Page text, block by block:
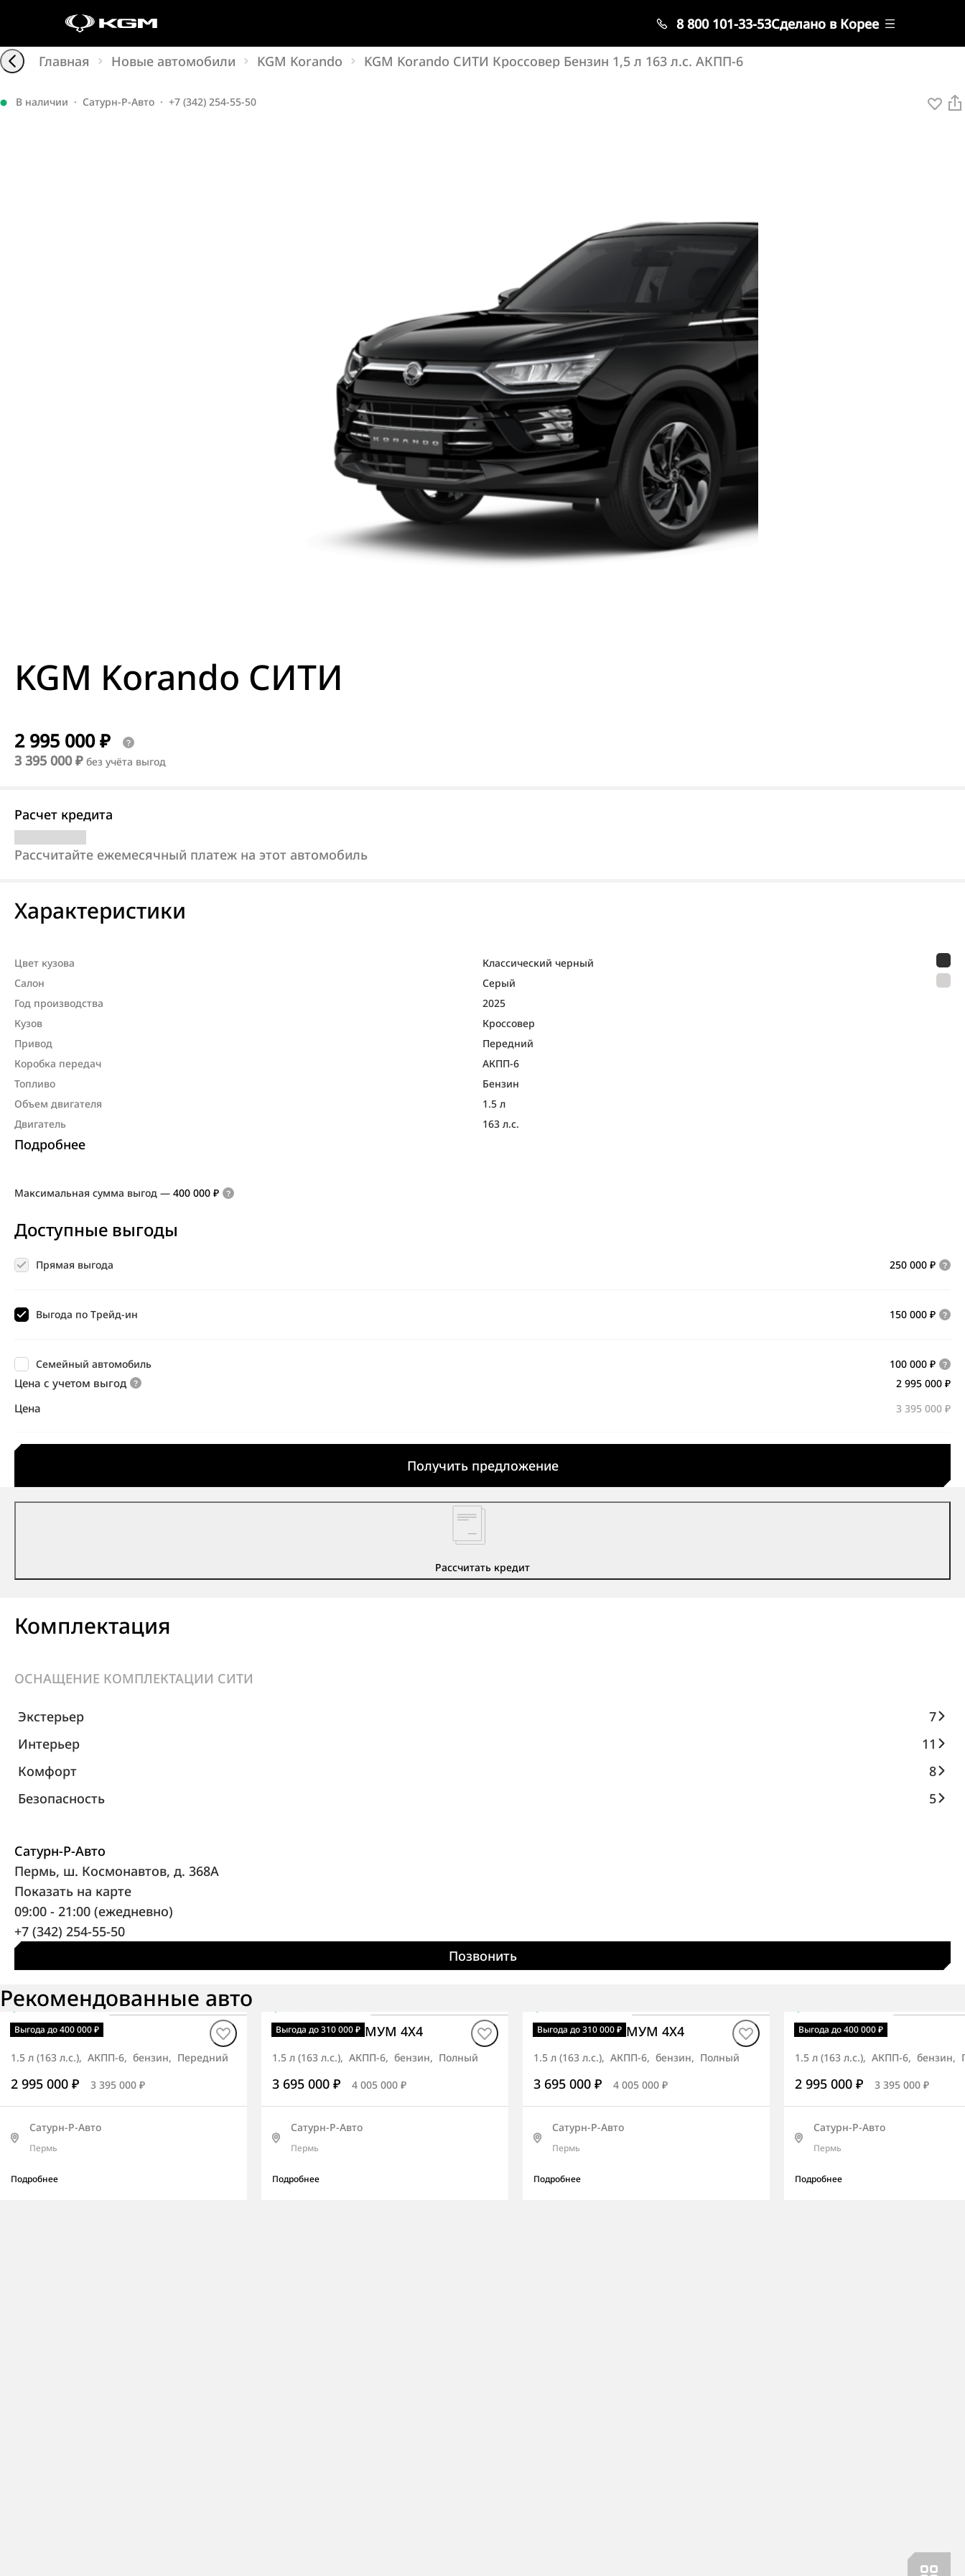
8 800 101-33-53Сделано в Корее
Главная Новые автомобили KGM Korando KGM Korando СИТИ Кроссовер Бензин 1,5 л 163 л.с. АКПП-6
В наличии · Сатурн-Р-Авто · +7 (342) 254-55-50
KGM Korando СИТИ
2 995 000 ₽
3 395 000 ₽ без учёта выгод
Расчет кредита
Рассчитайте ежемесячный платеж на этот автомобиль
Характеристики
Цвет кузова
Классический черный
Салон
Серый
Год производства
2025
Кузов
Кроссовер
Привод
Передний
Коробка передач
АКПП-6
Топливо
Бензин
Объем двигателя
1.5 л
Двигатель
163 л.с.
Подробнее
Максимальная сумма выгод — 400 000 ₽
Доступные выгоды
250 000 ₽
Прямая выгода
150 000 ₽
Выгода по Трейд-ин
100 000 ₽
Семейный автомобиль
Цена с учетом выгод 2 995 000 ₽
Цена 3 395 000 ₽
Получить предложение
Рассчитать кредит
Комплектация
ОСНАЩЕНИЕ КОМПЛЕКТАЦИИ СИТИ
Экстерьер
7
Интерьер
11
Комфорт
8
Безопасность
5
Сатурн-Р-Авто
Пермь, ш. Космонавтов, д. 368А
Показать на карте
09:00 - 21:00 (ежедневно)
+7 (342) 254-55-50
Позвонить
Рекомендованные авто
Выгода до 400 000 ₽
В наличии· авто
Korando СИТИ
1.5 л (163 л.с.), АКПП-6, бензин, Передний
2 995 000 ₽ 3 395 000 ₽
Сатурн-Р-Авто
Пермь
Подробнее
Выгода до 310 000 ₽
Korando ОПТИМУМ 4X4
1.5 л (163 л.с.), АКПП-6, бензин, Полный
3 695 000 ₽ 4 005 000 ₽
Сатурн-Р-Авто
Пермь
Подробнее
Выгода до 310 000 ₽
Korando ОПТИМУМ 4X4
1.5 л (163 л.с.), АКПП-6, бензин, Полный
3 695 000 ₽ 4 005 000 ₽
Сатурн-Р-Авто
Пермь
Подробнее
Выгода до 400 000 ₽
Korando СИТИ
1.5 л (163 л.с.), АКПП-6, бензин,
2 995 000 ₽ 3 395 000 ₽
Сатурн-Р-Авто
Пермь
Подробнее